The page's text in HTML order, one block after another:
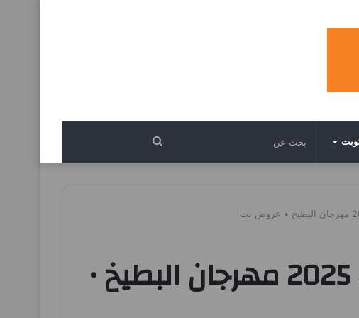
بحث
عروض بنده مصر من 17 يونيو حتى 21 يونيو 2025 مهرجان البطيخ •